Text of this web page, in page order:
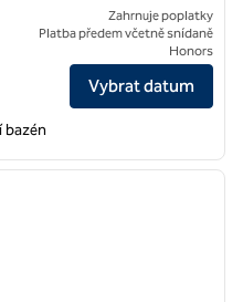
Resort and Spa, hotel SLH
Zahrnuje poplatky
Platba předem včetně snídaně
Honors
Vybrat datum
bazén
další